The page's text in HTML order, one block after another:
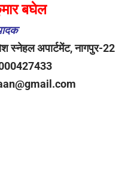
बघेल
स्नेहल अपार्टमेंट, नागपुर-22